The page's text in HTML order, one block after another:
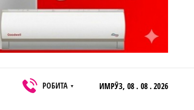
РОБИТА ▼ ИМРӮЗ, 08 . 08 . 2026